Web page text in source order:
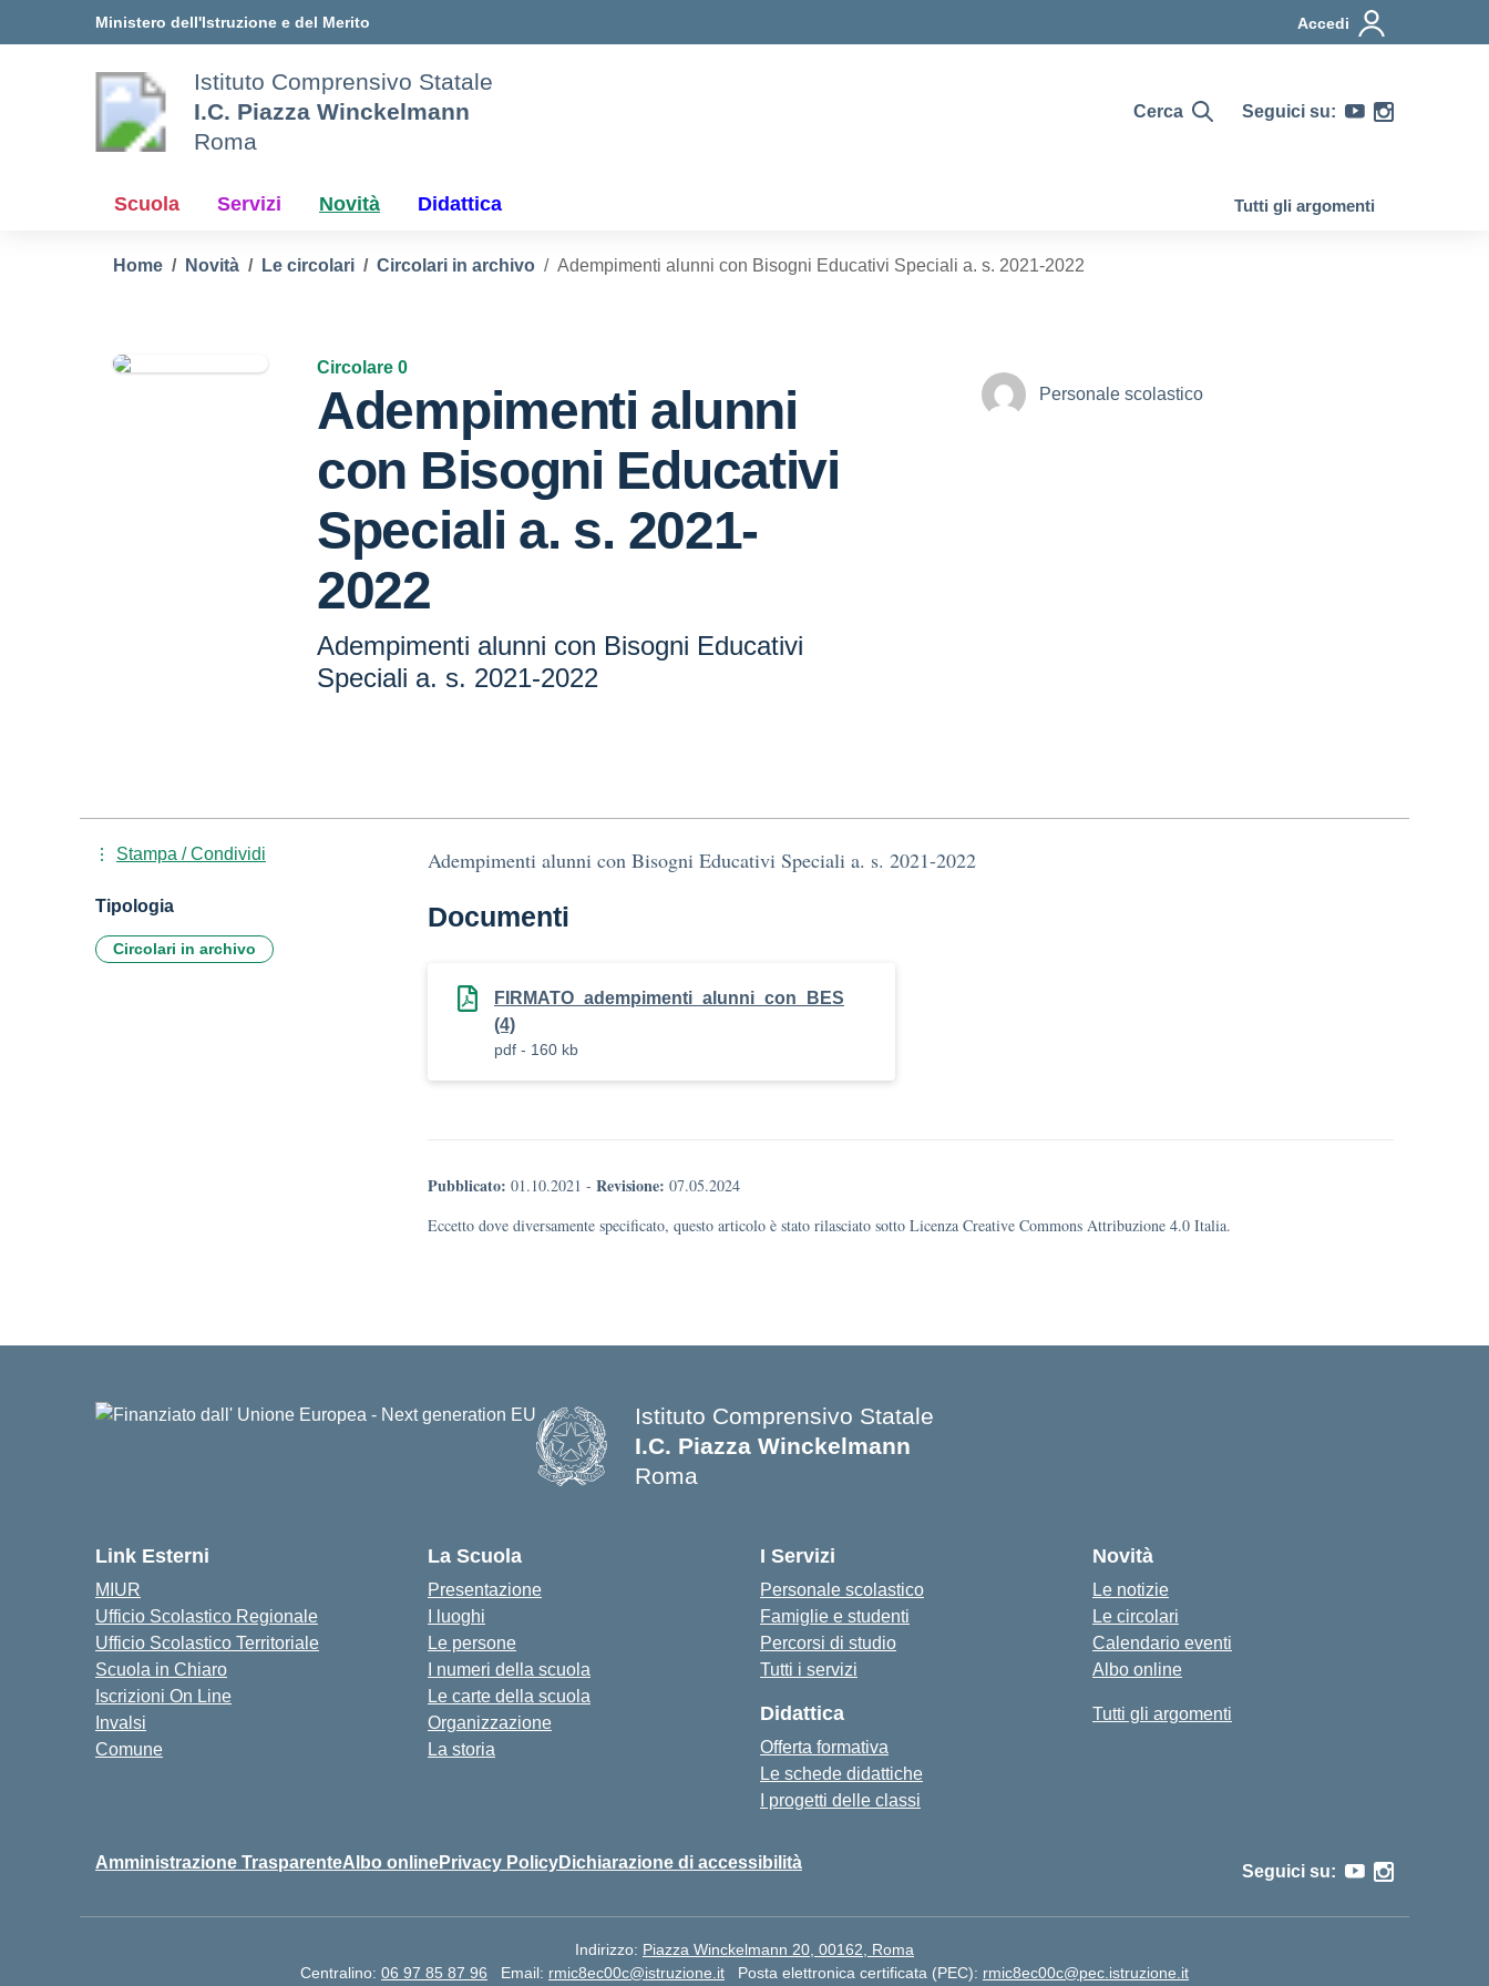
Ministero dell'Istruzione e del Merito Accedi
Istituto Comprensivo Statale
I.C. Piazza Winckelmann
Roma
Cerca Seguici su:
Scuola Servizi Novità Didattica Tutti gli argomenti
Home Novità Le circolari Circolari in archivo Adempimenti alunni con Bisogni Educativi Speciali a. s. 2021-2022
Circolare 0
Adempimenti alunni
con Bisogni Educativi
Speciali a. s. 2021-
2022
Adempimenti alunni con Bisogni Educativi
Speciali a. s. 2021-2022
Personale scolastico
Adempimenti alunni con Bisogni Educativi Speciali a. s. 2021-2022
Documenti
FIRMATO_adempimenti_alunni_con_BES
(4)
pdf - 160 kb
Pubblicato: 01.10.2021 - Revisione: 07.05.2024
Eccetto dove diversamente specificato, questo articolo è stato rilasciato sotto Licenza Creative Commons Attribuzione 4.0 Italia.
Stampa / Condividi
Tipologia
Circolari in archivo
Istituto Comprensivo Statale
I.C. Piazza Winckelmann
Roma
Link Esterni
MIUR
Ufficio Scolastico Regionale
Ufficio Scolastico Territoriale
Scuola in Chiaro
Iscrizioni On Line
Invalsi
Comune
La Scuola
Presentazione
I luoghi
Le persone
I numeri della scuola
Le carte della scuola
Organizzazione
La storia
I Servizi
Personale scolastico
Famiglie e studenti
Percorsi di studio
Tutti i servizi
Didattica
Offerta formativa
Le schede didattiche
I progetti delle classi
Novità
Le notizie
Le circolari
Calendario eventi
Albo online
Tutti gli argomenti
Amministrazione TrasparenteAlbo onlinePrivacy PolicyDichiarazione di accessibilità Seguici su:
Indirizzo: Piazza Winckelmann 20, 00162, Roma
Centralino: 06 97 85 87 96 Email: rmic8ec00c@istruzione.it Posta elettronica certificata (PEC): rmic8ec00c@pec.istruzione.it